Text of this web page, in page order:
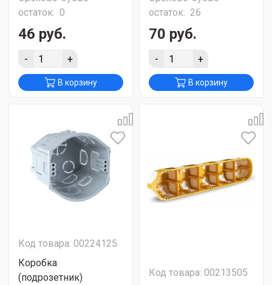
остаток: 0
46 руб.
- +
В корзину
остаток: 26
70 руб.
- +
В корзину
Код товара: 00224125
Коробка
(подрозетник)
Код товара: 00213505